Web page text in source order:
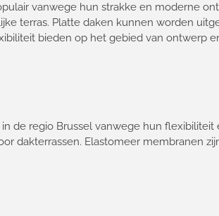
vanwege hun strakke en moderne
terras. Platte daken kunnen worden
bieden op het gebied van ontwerp
de regio Brussel vanwege hun
dakterrassen. Elastomeer membranen